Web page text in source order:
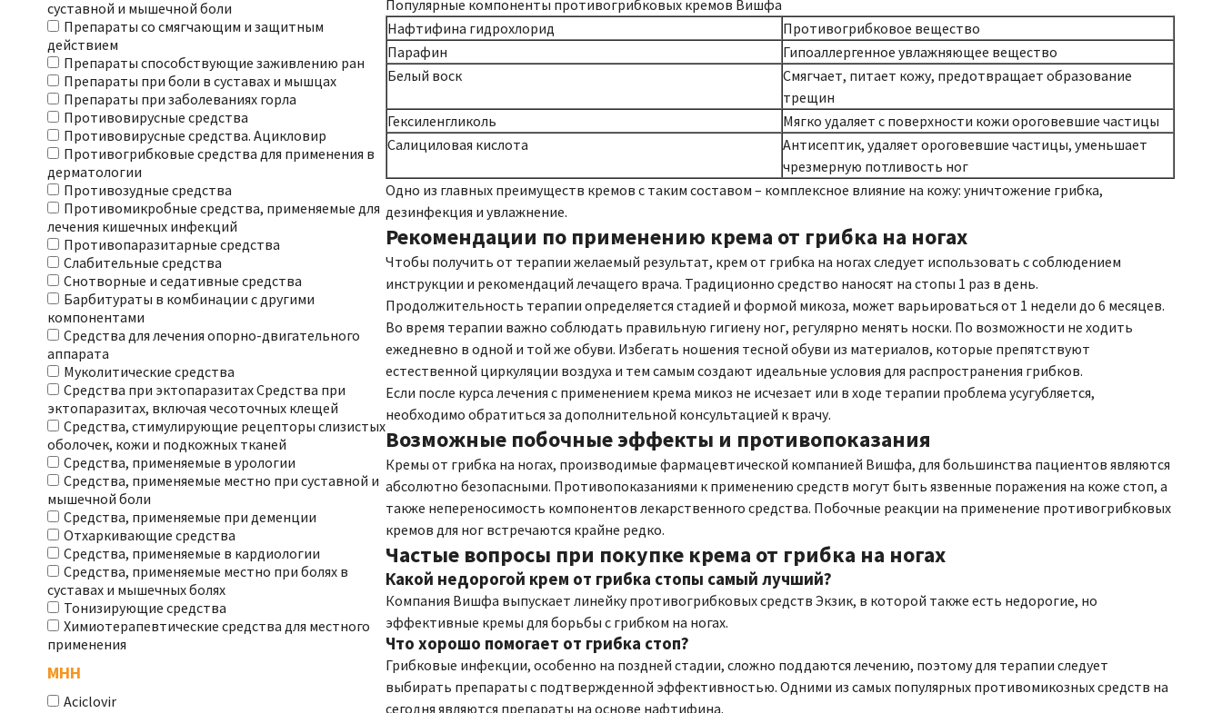
суставной и мышечной боли
Препараты со смягчающим и защитным
действием
Препараты способствующие заживлению ран
Препараты при боли в суставах и мышцах
Препараты при заболеваниях горла
Противовирусные средства
Противовирусные средства. Ацикловир
Противогрибковые средства для применения в
дерматологии
Противозудные средства
Противомикробные средства, применяемые для
лечения кишечных инфекций
Противопаразитарные средства
Слабительные средства
Снотворные и седативные средства
Барбитураты в комбинации с другими
компонентами
Средства для лечения опорно-двигательного
аппарата
Муколитические средства
Средства при эктопаразитах Средства при
эктопаразитах, включая чесоточных клещей
Средства, стимулирующие рецепторы слизистых
оболочек, кожи и подкожных тканей
Средства, применяемые в урологии
Средства, применяемые местно при суставной и
мышечной боли
Средства, применяемые при деменции
Отхаркивающие средства
Средства, применяемые в кардиологии
Средства, применяемые местно при болях в
суставах и мышечных болях
Тонизирующие средства
Химиотерапевтические средства для местного
применения
МНН
Aciclovir
Популярные компоненты противогрибковых кремов Вишфа
Нафтифина гидрохлорид
Противогрибковое вещество
Парафин
Гипоаллергенное увлажняющее вещество
Белый воск
Смягчает, питает кожу, предотвращает образование
трещин
Гексиленгликоль
Мягко удаляет с поверхности кожи ороговевшие частицы
Салициловая кислота
Антисептик, удаляет ороговевшие частицы, уменьшает
чрезмерную потливость ног
Одно из главных преимуществ кремов с таким составом – комплексное влияние на кожу: уничтожение грибка,
дезинфекция и увлажнение.
Рекомендации по применению крема от грибка на ногах
Чтобы получить от терапии желаемый результат, крем от грибка на ногах следует использовать с соблюдением
инструкции и рекомендаций лечащего врача. Традиционно средство наносят на стопы 1 раз в день.
Продолжительность терапии определяется стадией и формой микоза, может варьироваться от 1 недели до 6 месяцев.
Во время терапии важно соблюдать правильную гигиену ног, регулярно менять носки. По возможности не ходить
ежедневно в одной и той же обуви. Избегать ношения тесной обуви из материалов, которые препятствуют
естественной циркуляции воздуха и тем самым создают идеальные условия для распространения грибков.
Если после курса лечения с применением крема микоз не исчезает или в ходе терапии проблема усугубляется,
необходимо обратиться за дополнительной консультацией к врачу.
Возможные побочные эффекты и противопоказания
Кремы от грибка на ногах, производимые фармацевтической компанией Вишфа, для большинства пациентов являются
абсолютно безопасными. Противопоказаниями к применению средств могут быть язвенные поражения на коже стоп, а
также непереносимость компонентов лекарственного средства. Побочные реакции на применение противогрибковых
кремов для ног встречаются крайне редко.
Частые вопросы при покупке крема от грибка на ногах
Какой недорогой крем от грибка стопы самый лучший?
Компания Вишфа выпускает линейку противогрибковых средств Экзик, в которой также есть недорогие, но
эффективные кремы для борьбы с грибком на ногах.
Что хорошо помогает от грибка стоп?
Грибковые инфекции, особенно на поздней стадии, сложно поддаются лечению, поэтому для терапии следует
выбирать препараты с подтвержденной эффективностью. Одними из самых популярных противомикозных средств на
сегодня являются препараты на основе нафтифина.